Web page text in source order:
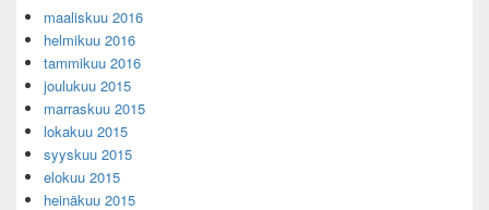
maaliskuu 2016
helmikuu 2016
tammikuu 2016
joulukuu 2015
marraskuu 2015
lokakuu 2015
syyskuu 2015
elokuu 2015
heinäkuu 2015